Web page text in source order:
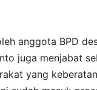
anggota BPD
juga menjabat
yang